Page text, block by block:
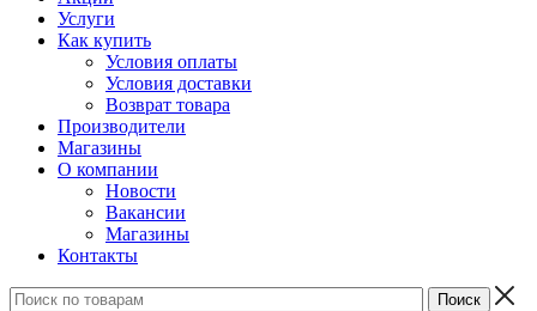
Услуги
Как купить
Условия оплаты
Условия доставки
Возврат товара
Производители
Магазины
О компании
Новости
Вакансии
Магазины
Контакты